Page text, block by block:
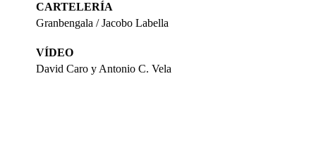
CARTELERÍA
Granbengala / Jacobo Labella
VÍDEO
David Caro y Antonio C. Vela